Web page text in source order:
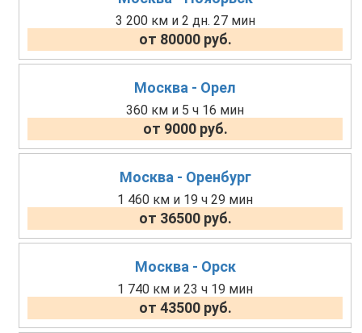
3 200 км и 2 дн. 27 мин
от 80000 руб.
Москва - Орел
360 км и 5 ч 16 мин
от 9000 руб.
Москва - Оренбург
1 460 км и 19 ч 29 мин
от 36500 руб.
Москва - Орск
1 740 км и 23 ч 19 мин
от 43500 руб.